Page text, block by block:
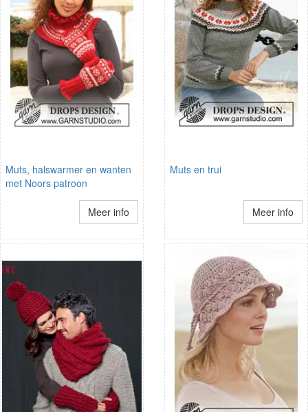
Muts, halswarmer en wanten
met Noors patroon
Meer info
Muts en trui
Meer info